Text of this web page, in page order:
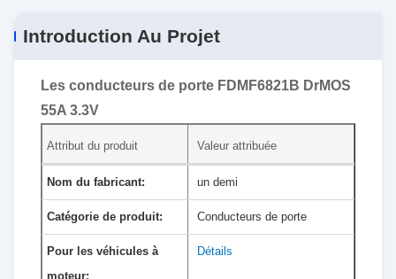
Introduction Au Projet
Les conducteurs de porte FDMF6821B DrMOS
55A 3.3V
Attribut du produit Valeur attribuée
Nom du fabricant: un demi
Catégorie de produit: Conducteurs de porte
Pour les véhicules à
moteur:
Détails